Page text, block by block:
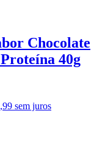
Chocolate
40g
sem juros